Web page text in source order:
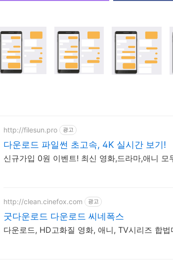
http://filesun.pro 광고
다운로드 파일썬 초고속, 4K 실시간 보기!
신규가입 0원 이벤트! 최신 영화,드라마,애니 모
http://clean.cinefox.com 광고
굿다운로드 다운로드 씨네폭스
다운로드, HD고화질 영화, 애니, TV시리즈 합